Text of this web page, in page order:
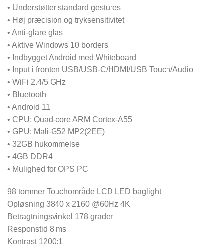
• Understøtter standard gestures
• Høj præcision og tryksensitivitet
• Anti-glare glas
• Aktive Windows 10 borders
• Indbygget Android med Whiteboard
• Input i fronten USB/USB-C/HDMI/USB Touch/Audio
• WiFi 2.4/5 GHz
• Bluetooth
• Android 11
• CPU: Quad-core ARM Cortex-A55
• GPU: Mali-G52 MP2(2EE)
• 32GB hukommelse
• 4GB DDR4
• Mulighed for OPS PC
98 tommer Touchområde LCD LED baglight
Opløsning 3840 x 2160 @60Hz 4K
Betragtningsvinkel 178 grader
Responstid 8 ms
Kontrast 1200:1